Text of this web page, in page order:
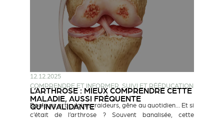
12.12.2025
COMPRENDRE ET INFORMER, SUIVI ET RÉÉDUCATION
L’ARTHROSE : MIEUX COMPRENDRE CETTE
MALADIE, AUSSI FRÉQUENTE
QU’INVALIDANTE
Douleurs articulaires, raideurs, gêne au quotidien… Et si
c’était de l’arthrose ? Souvent banalisée, cette